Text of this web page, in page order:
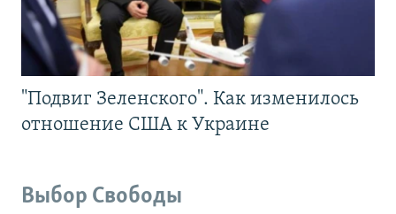
"Подвиг Зеленского". Как изменилось
отношение США к Украине
Выбор Свободы